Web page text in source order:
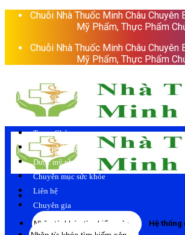
Skip
Chuỗi Nhà Thuốc Minh Châu Chuyên
Mỹ Phẩm, Thực Phẩm
Chuỗi Nhà Thuốc Minh Châu Chuyên
Mỹ Phẩm, Thực Phẩm
Tìm
kiếm:
Hệ thống
Trang Chủ
Thực phẩm chức năng
Dược mỹ phẩm
Chuyên mục sức khỏe
Liên hệ
Chuyên gia
Tìm